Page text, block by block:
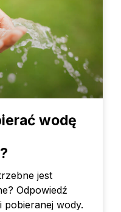
wodę
jest
Odpowiedź
pobieranej wody.